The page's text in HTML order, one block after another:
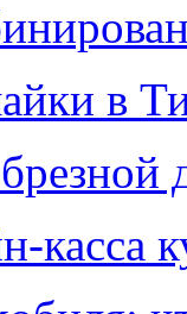
в
касса